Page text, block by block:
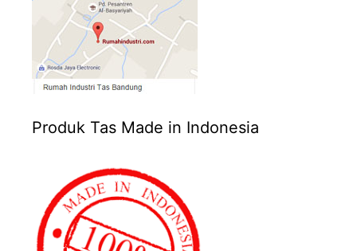
Produk Tas Made in Indonesia